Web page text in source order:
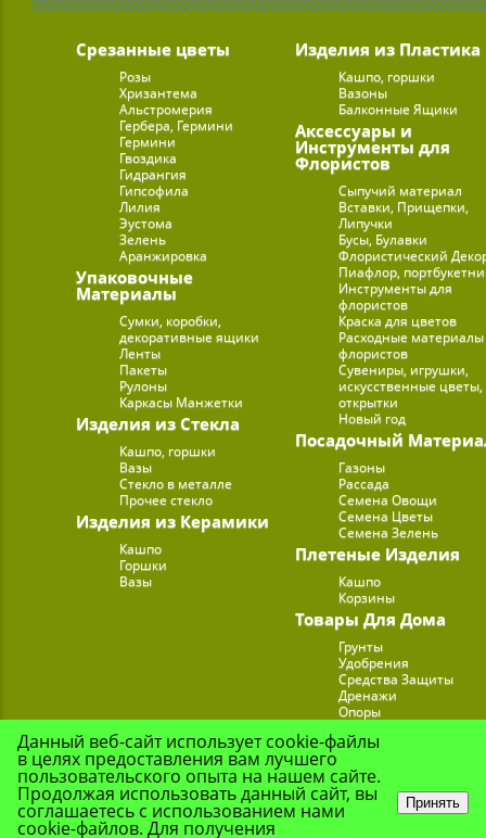
Срезанные цветы
Розы
Хризантема
Альстромерия
Гербера, Гермини
Гермини
Гвоздика
Гидрангия
Гипсофила
Лилия
Эустома
Зелень
Аранжировка
Упаковочные
Материалы
Сумки, коробки,
декоративные ящики
Ленты
Пакеты
Рулоны
Каркасы Манжетки
Изделия из Стекла
Кашпо, горшки
Вазы
Стекло в металле
Прочее стекло
Изделия из Керамики
Кашпо
Горшки
Вазы
Изделия из Пластика
Кашпо, горшки
Вазоны
Балконные Ящики
Аксессуары и
Инструменты для
Флористов
Сыпучий материал
Вставки, Прищепки,
Липучки
Бусы, Булавки
Флористический
Пиафлор,
Инструменты для
флористов
Краска для цветов
Расходные
флористов
Сувениры, игрушки,
искусственные цветы,
открытки
Новый год
Посадочный
Газоны
Рассада
Семена Овощи
Семена Цветы
Семена Зелень
Плетеные Изделия
Кашпо
Корзины
Товары Для Дома
Грунты
Удобрения
Средства Защиты
Дренажи
Опоры
Подставки для Цветов
Данный веб-сайт использует cookie-файлы
в целях предоставления вам лучшего
пользовательского опыта на нашем сайте.
Продолжая использовать данный сайт, вы
соглашаетесь с использованием нами
cookie-файлов. Для получения
Принять